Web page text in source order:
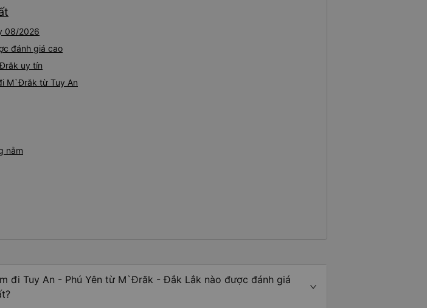
08/2026
đánh giá cao
uy tín
M`Đrăk từ Tuy An
nằm
đi Tuy An - Phú Yên từ M`Đrăk - Đắk Lắk nào được đánh giá